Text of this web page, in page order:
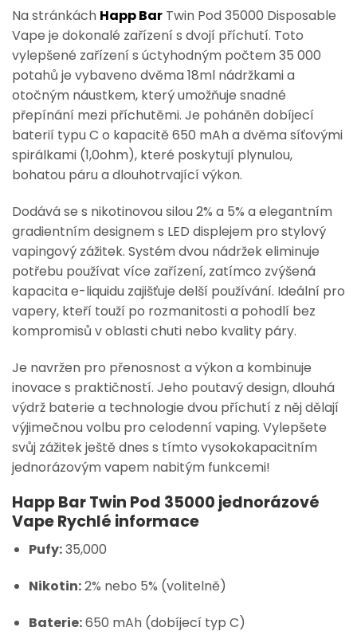
Na stránkách Happ Bar Twin Pod 35000 Disposable
Vape je dokonalé zařízení s dvojí příchutí. Toto
vylepšené zařízení s úctyhodným počtem 35 000
potahů je vybaveno dvěma 18ml nádržkami a
otočným náustkem, který umožňuje snadné
přepínání mezi příchutěmi. Je poháněn dobíjecí
baterií typu C o kapacitě 650 mAh a dvěma síťovými
spirálkami (1,0ohm), které poskytují plynulou,
bohatou páru a dlouhotrvající výkon.
Dodává se s nikotinovou silou 2% a 5% a elegantním
gradientním designem s LED displejem pro stylový
vapingový zážitek. Systém dvou nádržek eliminuje
potřebu používat více zařízení, zatímco zvýšená
kapacita e-liquidu zajišťuje delší používání. Ideální pro
vapery, kteří touží po rozmanitosti a pohodlí bez
kompromisů v oblasti chuti nebo kvality páry.
Je navržen pro přenosnost a výkon a kombinuje
inovace s praktičností. Jeho poutavý design, dlouhá
výdrž baterie a technologie dvou příchutí z něj dělají
výjimečnou volbu pro celodenní vaping. Vylepšete
svůj zážitek ještě dnes s tímto vysokokapacitním
jednorázovým vapem nabitým funkcemi!
Happ Bar Twin Pod 35000 jednorázové
Vape Rychlé informace
Pufy:35,000
Nikotin:2% nebo 5% (volitelně)
Baterie:650 mAh (dobíjecí typ C)